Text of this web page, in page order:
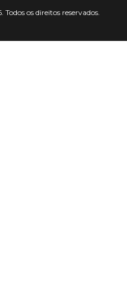
os direitos reservados.